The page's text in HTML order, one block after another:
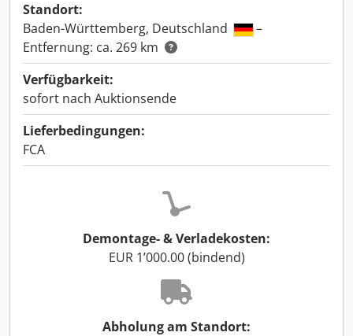
Standort:
Baden-Württemberg, Deutschland
–
Entfernung: ca. 269 km
Verfügbarkeit:
sofort nach Auktionsende
Lieferbedingungen:
FCA
Demontage- & Verladekosten:
EUR 1’000.00 (bindend)
Abholung am Standort: